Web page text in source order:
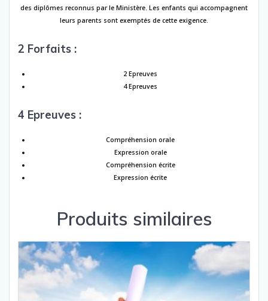
des diplômes reconnus par le Ministère. Les enfants qui accompagnent
leurs parents sont exemptés de cette exigence.
2 Forfaits :
2 Epreuves
4 Epreuves
4 Epreuves :
Compréhension orale
Expression orale
Compréhension écrite
Expression écrite
Produits similaires